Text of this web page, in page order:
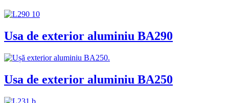
Usa de exterior aluminiu BA290
Usa de exterior aluminiu BA250